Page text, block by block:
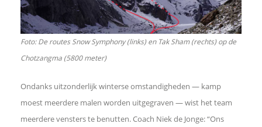
W
h
t
Foto: De routes Snow Symphony (links) en Tak Sham (rechts) op de
Chotzangma (5800 meter)
Ondanks uitzonderlijk winterse omstandigheden — kamp
moest meerdere malen worden uitgegraven — wist het team
meerdere vensters te benutten. Coach Niek de Jonge: “Ons